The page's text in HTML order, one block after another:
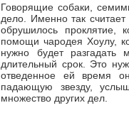
Говорящие собаки,
дело. Именно так
обрушилось проклятие,
помощи чародея Хоулу,
нужно будет разгадать
длительный срок. Это
отведенное ей время
падающую звезду,
множество других дел.